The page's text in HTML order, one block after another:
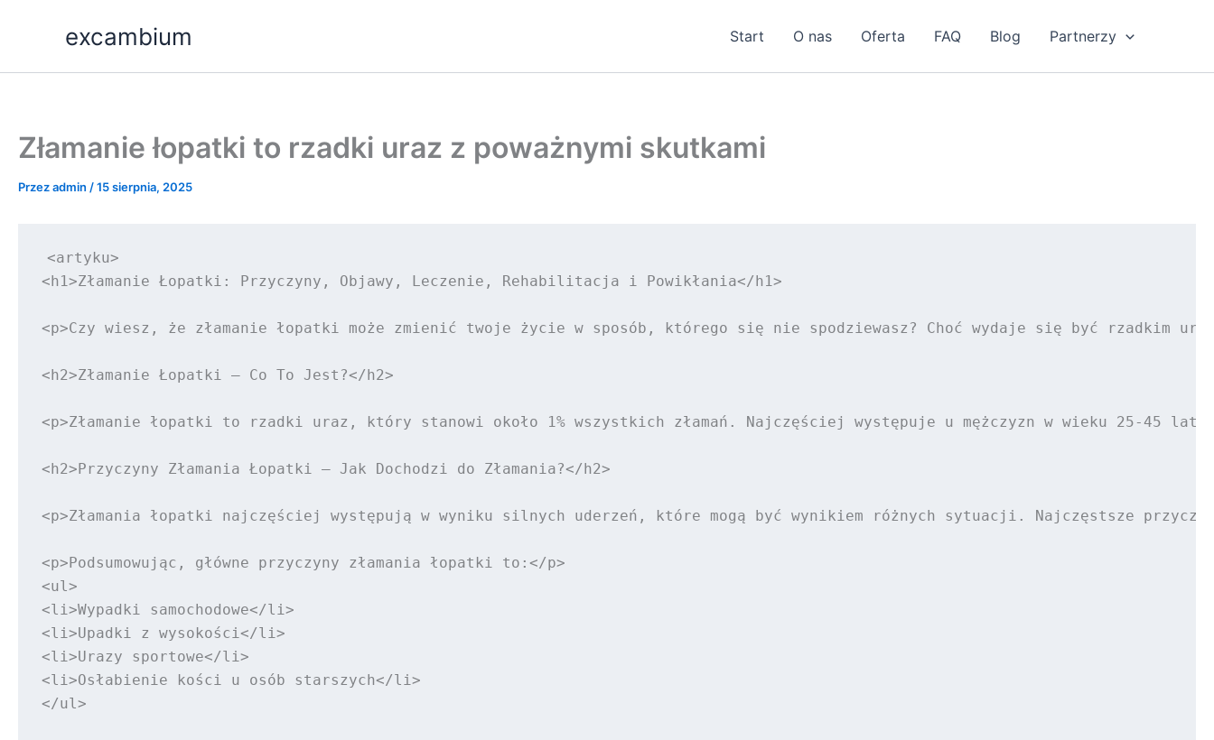
excambium Start O nas Oferta FAQ Blog Partnerzy
Złamanie łopatki to rzadki uraz z poważnymi skutkami
Przezadmin /15 sierpnia, 2025
<artyku>
<h1>Złamanie Łopatki: Przyczyny, Objawy, Leczenie, Rehabilitacja i Powikłania</h1>
<p>Czy wiesz, że złamanie łopatki może zmienić twoje życie w sposób, którego się nie spodziewasz? Choć wydaje się być rzadkim
<h2>Złamanie Łopatki – Co To Jest?</h2>
<p>Złamanie łopatki to rzadki uraz, który stanowi około 1% wszystkich złamań. Najczęściej występuje u mężczyzn w wieku 25-45
<h2>Przyczyny Złamania Łopatki – Jak Dochodzi do Złamania?</h2>
<p>Złamania łopatki najczęściej występują w wyniku silnych uderzeń, które mogą być wynikiem różnych sytuacji. Najczęstsze
<p>Podsumowując, główne przyczyny złamania łopatki to:</p>
<ul>
<li>Wypadki samochodowe</li>
<li>Upadki z wysokości</li>
<li>Urazy sportowe</li>
<li>Osłabienie kości u osób starszych</li>
</ul>